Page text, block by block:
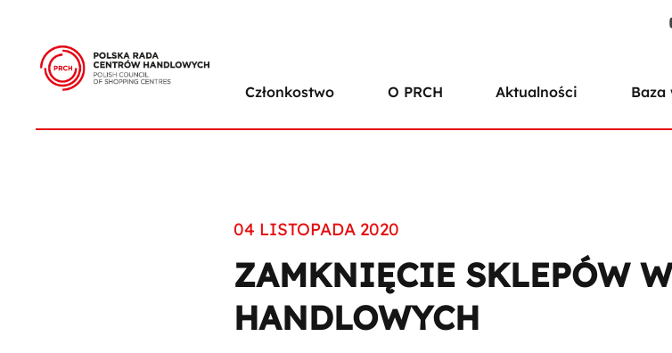
Członkostwo O PRCH Aktualności Baza
04 LISTOPADA 2020
ZAMKNIĘCIE SKLEPÓW
HANDLOWYCH